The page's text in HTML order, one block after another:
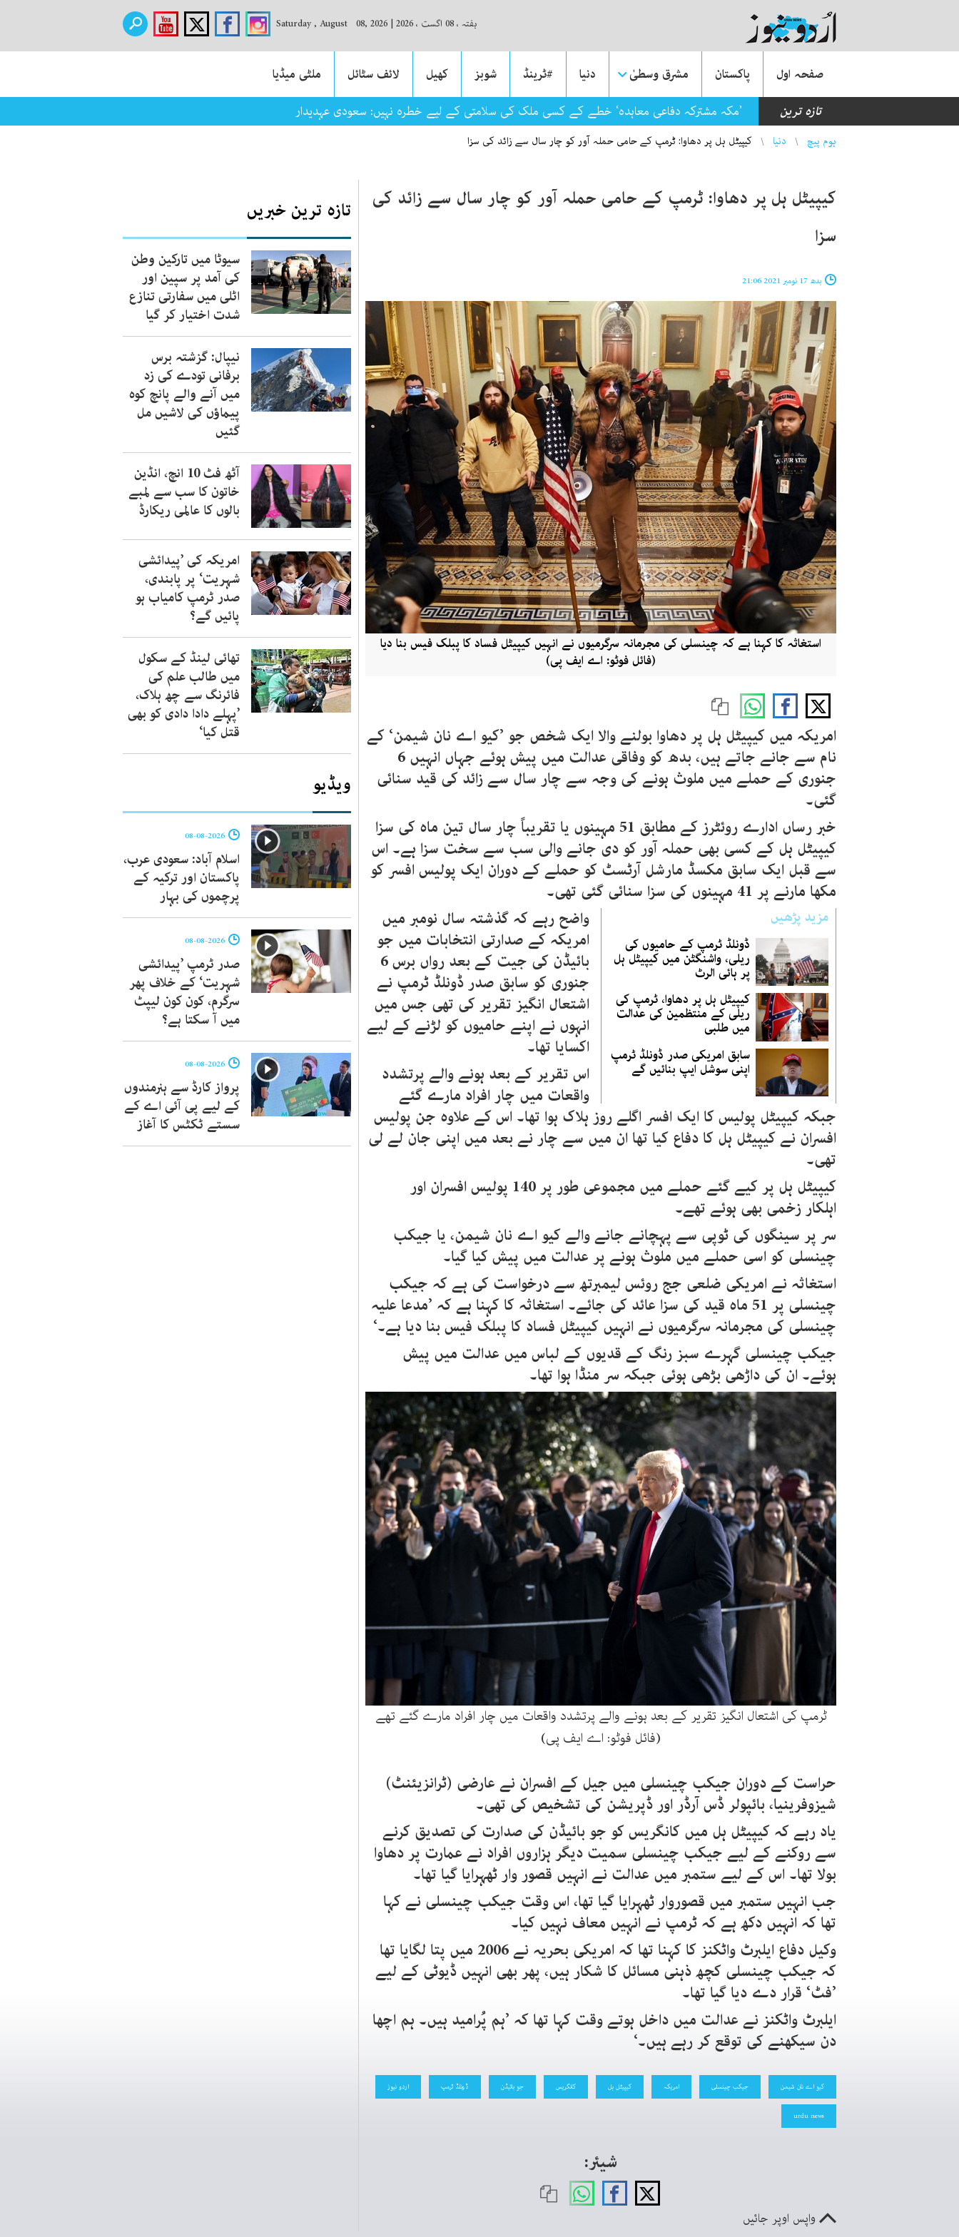
ہفتہ ، 08 اگست ، 2026 |
Saturday , August 08, 2026
صفحہ اول پاکستان مشرق وسطیٰ دنیا #ٹرینڈ شوبز کھیل لائف سٹائل
ملٹی میڈیا
تازہ ترین
’مکہ مشترکہ دفاعی معاہدہ‘ خطے کے کسی ملک کی سلامتی کے لیے خطرہ نہیں: سعودی عہدیدار
You are here
ہوم پیچ دنیا کیپیٹل ہل پر دھاوا: ٹرمپ کے حامی حملہ آور کو چار سال سے زائد کی سزا
کیپیٹل ہل پر دھاوا: ٹرمپ کے حامی حملہ آور کو چار سال سے زائد کی
سزا
بدھ 17 نومبر 2021 21:06
استغاثہ کا کہنا ہے کہ چینسلی کی مجرمانہ سرگرمیوں نے انہیں کیپیٹل فساد کا پبلک فیس بنا دیا
(فائل فوٹو: اے ایف پی)
امریکہ میں کیپیٹل ہل پر دھاوا بولنے والا ایک شخص جو ’کیو اے نان شیمن‘ کے
نام سے جانے جاتے ہیں، بدھ کو وفاقی عدالت میں پیش ہوئے جہاں انہیں 6
جنوری کے حملے میں ملوث ہونے کی وجہ سے چار سال سے زائد کی قید سنائی
گئی۔
خبر رساں ادارے روئٹرز کے مطابق 51 مہینوں یا تقریباً چار سال تین ماہ کی سزا
کیپیٹل ہل کے کسی بھی حملہ آور کو دی جانے والی سب سے سخت سزا ہے۔ اس
سے قبل ایک سابق مکسڈ مارشل آرٹسٹ کو حملے کے دوران ایک پولیس افسر کو
مکھا مارنے پر 41 مہینوں کی سزا سنائی گئی تھی۔
مزید پڑھیں
ڈونلڈ ٹرمپ کے حامیوں کی
ریلی، واشنگٹن میں کیپیٹل ہل
پر ہائی الرٹ
کیپیٹل ہل پر دھاوا، ٹرمپ کی
ریلی کے منتظمین کی عدالت
میں طلبی
سابق امریکی صدر ڈونلڈ ٹرمپ
اپنی سوشل ایپ بنائیں گے
واضح رہے کہ گذشتہ سال نومبر میں
امریکہ کے صدارتی انتخابات میں جو
بائیڈن کی جیت کے بعد رواں برس 6
جنوری کو سابق صدر ڈونلڈ ٹرمپ نے
اشتعال انگیز تقریر کی تھی جس میں
انہوں نے اپنے حامیوں کو لڑنے کے لیے
اکسایا تھا۔
اس تقریر کے بعد ہونے والے پرتشدد
واقعات میں چار افراد مارے گئے
جبکہ کیپیٹل پولیس کا ایک افسر اگلے روز ہلاک ہوا تھا۔ اس کے علاوہ جن پولیس
افسران نے کیپیٹل ہل کا دفاع کیا تھا ان میں سے چار نے بعد میں اپنی جان لے لی
تھی۔
کیپیٹل ہل پر کیے گئے حملے میں مجموعی طور پر 140 پولیس افسران اور
اہلکار زخمی بھی ہوئے تھے۔
سر پر سینگوں کی ٹوپی سے پہچانے جانے والے کیو اے نان شیمن، یا جیکب
چینسلی کو اسی حملے میں ملوث ہونے پر عدالت میں پیش کیا گیا۔
استغاثہ نے امریکی ضلعی جج روئس لیمبرتھ سے درخواست کی ہے کہ جیکب
چینسلی پر 51 ماہ قید کی سزا عائد کی جائے۔ استغاثہ کا کہنا ہے کہ ’مدعا علیہ
چینسلی کی مجرمانہ سرگرمیوں نے انہیں کیپیٹل فساد کا پبلک فیس بنا دیا ہے۔‘
جیکب چینسلی گہرے سبز رنگ کے قدیوں کے لباس میں عدالت میں پیش
ہوئے۔ ان کی داڑھی بڑھی ہوئی جبکہ سر منڈا ہوا تھا۔
ٹرمپ کی اشتعال انگیز تقریر کے بعد ہونے والے پرتشدد واقعات میں چار افراد مارے گئے تھے
(فائل فوٹو: اے ایف پی)
حراست کے دوران جیکب چینسلی میں جیل کے افسران نے عارضی (ٹرانزیئنٹ)
شیزوفرینیا، بائپولر ڈس آرڈر اور ڈپریشن کی تشخیص کی تھی۔
یاد رہے کہ کیپیٹل ہل میں کانگریس کو جو بائیڈن کی صدارت کی تصدیق کرنے
سے روکنے کے لیے جیکب چینسلی سمیت دیگر ہزاروں افراد نے عمارت پر دھاوا
بولا تھا۔ اس کے لیے ستمبر میں عدالت نے انہیں قصور وار ٹھہرایا گیا تھا۔
جب انہیں ستمبر میں قصوروار ٹھہرایا گیا تھا، اس وقت جیکب چینسلی نے کہا
تھا کہ انہیں دکھ ہے کہ ٹرمپ نے انہیں معاف نہیں کیا۔
وکیل دفاع ایلبرٹ واٹکنز کا کہنا تھا کہ امریکی بحریہ نے 2006 میں پتا لگایا تھا
کہ جیکب چینسلی کچھ ذہنی مسائل کا شکار ہیں، پھر بھی انہیں ڈیوٹی کے لیے
’فٹ‘ قرار دے دیا گیا تھا۔
ایلبرٹ واٹکنز نے عدالت میں داخل ہوتے وقت کہا تھا کہ ’ہم پُرامید ہیں۔ ہم اچھا
دن سیکھنے کی توقع کر رہے ہیں۔‘
کیو اے نان شیمن جیکب چینسلی امریکہ کیپیٹل ہل کانگریس جو بائیڈن ڈونلڈ ٹرمپ اردو نیوز
urdu news
شیئر:
واپس اوپر جائیں
تازہ ترین خبریں
سیوٹا میں تارکین وطن
کی آمد پر سپین اور
اٹلی میں سفارتی تنازع
شدت اختیار کر گیا
نیپال: گزشتہ برس
برفانی تودے کی زد
میں آنے والے پانچ کوہ
پیماؤں کی لاشیں مل
گئیں
آٹھ فٹ 10 انچ، انڈین
خاتون کا سب سے لمبے
بالوں کا عالمی ریکارڈ
امریکہ کی ’پیدائشی
شہریت‘ پر پابندی،
صدر ٹرمپ کامیاب ہو
پائیں گے؟
تھائی لینڈ کے سکول
میں طالب علم کی
فائرنگ سے چھ ہلاک،
’پہلے دادا دادی کو بھی
قتل کیا‘
ویڈیو
اسلام آباد: سعودی عرب،
پاکستان اور ترکیہ کے
پرچموں کی بہار
صدر ٹرمپ ’پیدائشی
شہریت‘ کے خلاف پھر
سرگرم، کون کون لیپٹ
میں آ سکتا ہے؟
پرواز کارڈ سے ہنرمندوں
کے لیے پی آئی اے کے
سستے ٹکٹس کا آغاز